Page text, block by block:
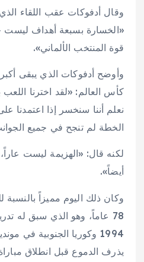
وقال أدفوكات عقب اللقاء
«الخسارة بسبعة أهداف ليست
قوة المنتخب الألماني».
وأوضح أدفوكات الذي يبقى
كأس العالم: «لقد اخترنا اللعب
نعلم أننا سنخسر إذا اعتمدنا
الخطة لم تنجح في جميع
لكنه قال: «الهزيمة ليست عاراً،
أيضاً».
وكان ذلك اليوم مميزاً بالنسبة
78 عاماً، وهو الذي سبق له
يذرف الدموع قبل انطلاق